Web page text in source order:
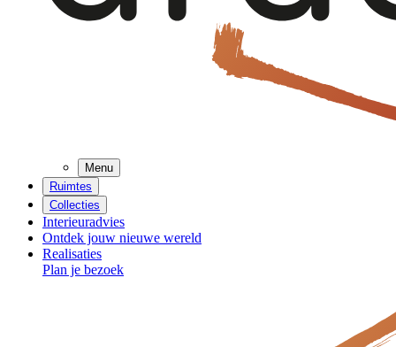
Menu
Ruimtes
Collecties
Interieuradvies
Ontdek jouw nieuwe wereld
Realisaties
Plan je bezoek